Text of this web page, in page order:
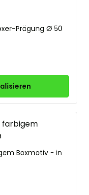
Prägung Ø 50
Boxmotiv − ­in